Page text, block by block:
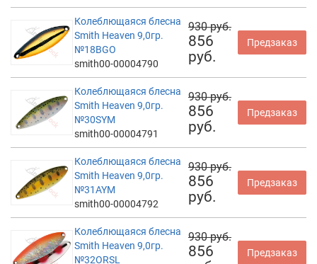
Колеблющаяся блесна
Smith Heaven 9,0гр.
№18BGO
smith00-00004790
930 руб.
856
руб.
Предзаказ
Колеблющаяся блесна
Smith Heaven 9,0гр.
№30SYM
smith00-00004791
930 руб.
856
руб.
Предзаказ
Колеблющаяся блесна
Smith Heaven 9,0гр.
№31AYM
smith00-00004792
930 руб.
856
руб.
Предзаказ
Колеблющаяся блесна
Smith Heaven 9,0гр.
№32ORSL
930 руб.
856
Предзаказ